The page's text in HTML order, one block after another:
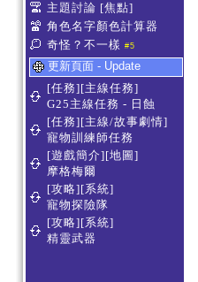
主題討論 [焦點]
角色名字顏色計算器
奇怪？不一樣 #5
更新頁面 - Update
[任務][主線任務]
G25主線任務 - 日蝕
[任務][主線/故事劇情]
寵物訓練師任務
[遊戲簡介][地圖]
摩格梅爾
[攻略][系統]
寵物探險隊
[攻略][系統]
精靈武器